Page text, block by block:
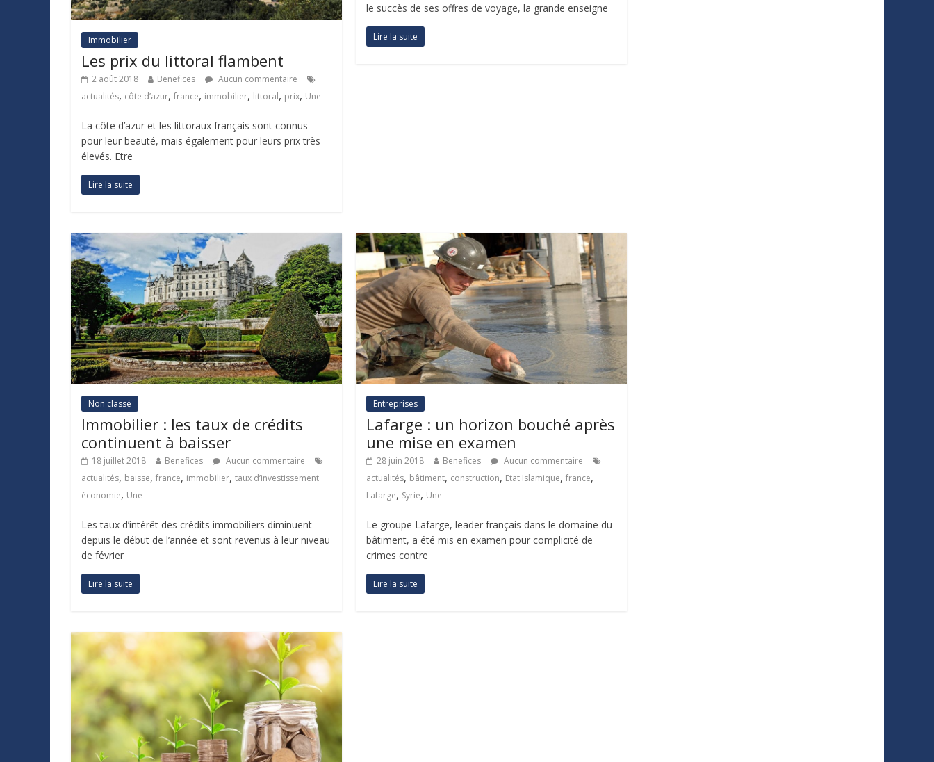
Immobilier
Les prix du littoral flambent
2 août 2018 Benefices
Aucun commentaire
actualités, côte d’azur, france, immobilier, littoral, prix, Une
La côte d’azur et les littoraux français sont connus
pour leur beauté, mais également pour leurs prix très
élevés. Etre
Lire la suite
le succès de ses offres de voyage, la grande enseigne
Lire la suite
Non classé
Immobilier : les taux de crédits
continuent à baisser
18 juillet 2018 Benefices
Aucun commentaire
actualités, baisse, france, immobilier, taux d’investissement
économie, Une
Les taux d’intérêt des crédits immobiliers diminuent
depuis le début de l’année et sont revenus à leur niveau
de février
Lire la suite
Entreprises
Lafarge : un horizon bouché après
une mise en examen
28 juin 2018 Benefices
Aucun commentaire
actualités, bâtiment, construction, Etat Islamique,france,
Lafarge, Syrie, Une
Le groupe Lafarge, leader français dans le domaine du
bâtiment, a été mis en examen pour complicité de
crimes contre
Lire la suite